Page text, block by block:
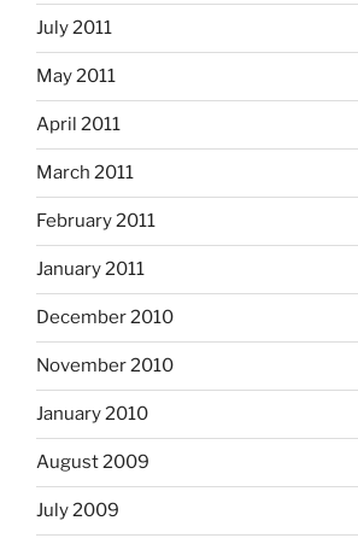
July 2011
May 2011
April 2011
March 2011
February 2011
January 2011
December 2010
November 2010
January 2010
August 2009
July 2009